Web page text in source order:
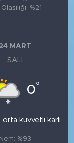
%21
24 MART
SALI
0°
orta kuvvetli karlı
Nem: %93